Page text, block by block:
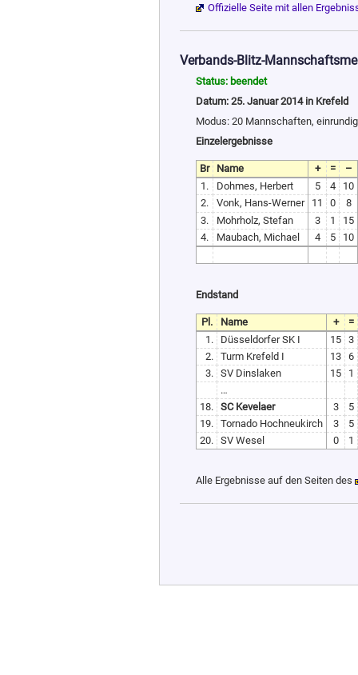
Offizielle Seite mit allen
Verbands-Blitz-
Status: beendet
Datum: 25. Januar 2014 in Krefeld
Modus: 20 Mannschaften,
Einzelergebnisse
Br Name + =
–
1.
Dohmes, Herbert 5 4
10
2.
Vonk, Hans-Werner 11 0
8
3.
Mohrholz, Stefan 3 1
15
4.
Maubach, Michael 4 5 10
Endstand
Pl. Name +
=
1.
Düsseldorfer SK I 15 3
2.
Turm Krefeld I 13 6
3.
SV Dinslaken 15
1
…
18.
SC Kevelaer 3
5
19.
Tornado Hochneukirch 3
5
20.
SV Wesel 0 1
Alle Ergebnisse auf den Seiten des